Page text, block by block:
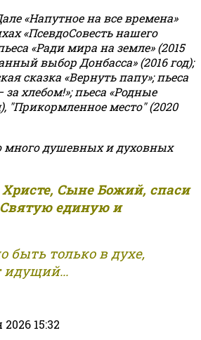
«Напутное на все времена»
«ПсевдоСовесть нашего
«Ради мира на земле» (2015
выбор Донбасса» (2016 год);
сказка «Вернуть папу»; пьеса
за хлебом!»;пьеса «Родные
"Прикормленное место" (2020
много душевных и духовных
Христе, Сыне Божий, спаси
единую и
только в духе,
идущий...
15:32